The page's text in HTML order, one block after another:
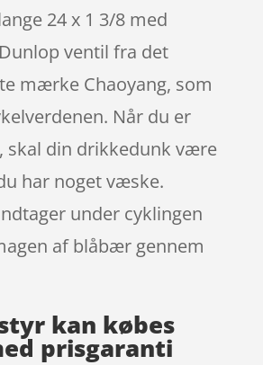
24 x 1 3/8 med
ventil fra det
mærke Chaoyang, som
Når du er
skal din drikkedunk være
har noget væske.
under cyklingen
af blåbær gennem
kan købes
prisgaranti